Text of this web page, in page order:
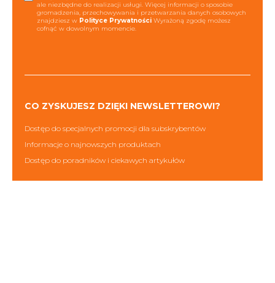
ale niezbędne do realizacji usługi. Więcej informacji o sposobie
gromadzenia, przechowywania i przetwarzania danych osobowych
znajdziesz w Polityce Prywatności Wyrażoną zgodę możesz
cofnąć w dowolnym momencie.
CO ZYSKUJESZ DZIĘKI NEWSLETTEROWI?
Dostęp do specjalnych promocji dla subskrybentów
Informacje o najnowszych produktach
Dostęp do poradników i ciekawych artykułów